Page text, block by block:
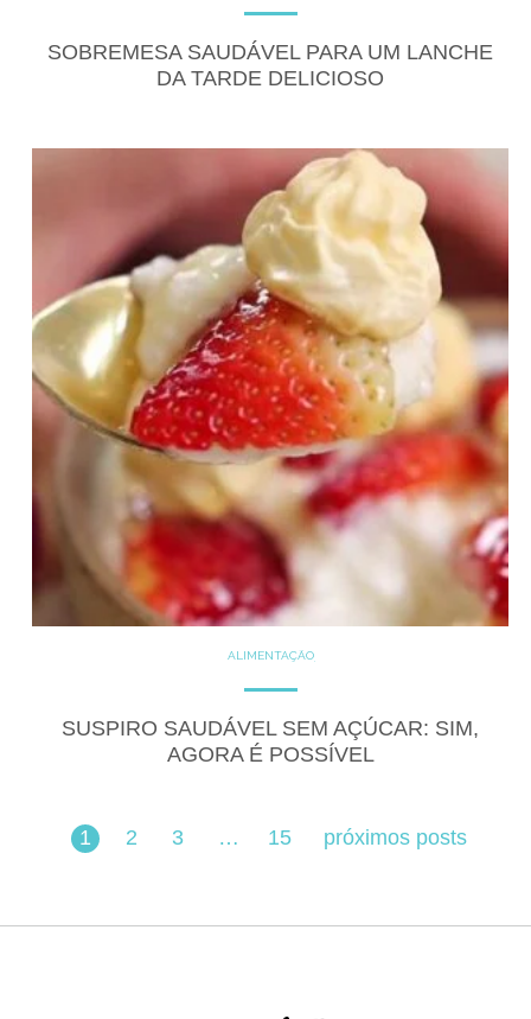
DOCES
GLUTEN FREE
RECEITAS
RECEITAS DOCES
SOBREMESA SAUDÁVEL PARA UM LANCHE
DA TARDE DELICIOSO
ALIMENTAÇÃO
DICAS DE ALIMENTAÇÃO
GLUTEN FREE
LACTOSE FREE
PRODUTOS
RECEITAS
RECEITAS DOCES
SUSPIRO SAUDÁVEL SEM AÇÚCAR: SIM,
AGORA É POSSÍVEL
1 2 3 … 15 próximos posts